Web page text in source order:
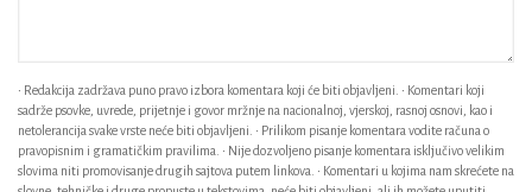
• Redakcija zadržava puno pravo izbora komentara koji će biti objavljeni. • Komentari koji
sadrže psovke, uvrede, prijetnje i govor mržnje na nacionalnoj, vjerskoj, rasnoj osnovi, kao i
netolerancija svake vrste neće biti objavljeni. • Prilikom pisanje komentara vodite računa o
pravopisnim i gramatičkim pravilima. • Nije dozvoljeno pisanje komentara isključivo velikim
slovima niti promovisanje drugih sajtova putem linkova. • Komentari u kojima nam skrećete na